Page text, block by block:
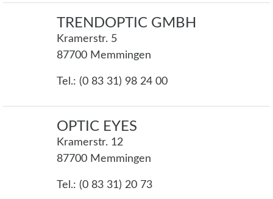
TRENDOPTIC GMBH
Kramerstr. 5
87700 Memmingen
Tel.: (0 83 31) 98 24 00
OPTIC EYES
Kramerstr. 12
87700 Memmingen
Tel.: (0 83 31) 20 73